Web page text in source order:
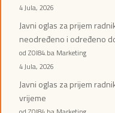
4 Jula, 2026
Javni oglas za prijem
neodređeno i određeno
od ZOI84.ba Marketing
4 Jula, 2026
Javni oglas za prijem
vrijeme